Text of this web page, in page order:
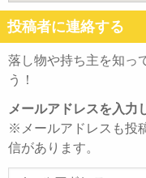
投稿者に連絡する
落し物や持ち主を知っ
う！
メールアドレスを入力
※メールアドレスも投
信があります。